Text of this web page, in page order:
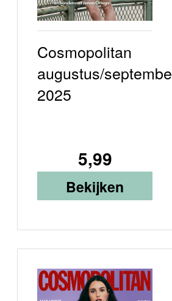
Cosmopolitan
augustus/september
2025
5,99
Bekijken